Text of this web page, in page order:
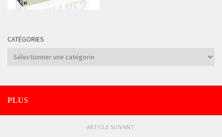
CATÉGORIES
Catégories
PLUS
ARTICLE SUIVANT